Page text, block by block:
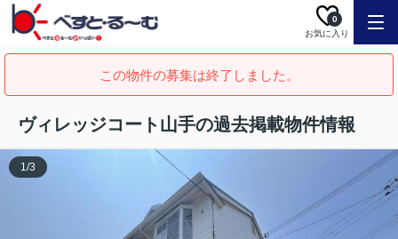
お気に入り
0
この物件の募集は終了しました。
ヴィレッジコート山手の過去掲載物件情報
1/3